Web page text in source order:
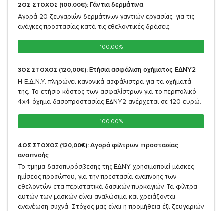
2ΟΣ ΣΤΟΧΟΣ (100,00€): Γάντια δερμάτινα
Αγορά 20 ζευγαριών δερμάτινων γαντιών εργασίας, για τις
ανάγκες προστασίας κατά τις εθελοντικές δράσεις.
100.00%
100.00%
3ΟΣ ΣΤΟΧΟΣ (120,00€): Ετήσια ασφάλιση οχήματος ΕΔΝΥ2
Η Ε.Δ.Ν.Υ. πληρώνει κανονικά ασφάλιστρα για τα οχήματά
της. Το ετήσιο κόστος των ασφαλίστρων για το περιπολικό
4x4 όχημα δασοπροστασίας ΕΔΝΥ2 ανέρχεται σε 120 ευρώ.
100.00%
100.00%
4ΟΣ ΣΤΟΧΟΣ (120,00€): Αγορά φίλτρων προστασίας
αναπνοής
Το τμήμα δασοπυρόσβεσης της ΕΔΝΥ χρησιμοποιεί μάσκες
ημίσεος προσώπου, για την προστασία αναπνοής των
εθελοντών στα περιστατικά δασικών πυρκαγιών. Τα φίλτρα
αυτών των μασκών είναι αναλώσιμα και χρειάζονται
ανανέωση συχνά. Στόχος μας είναι η προμήθεια έξι ζευγαριών